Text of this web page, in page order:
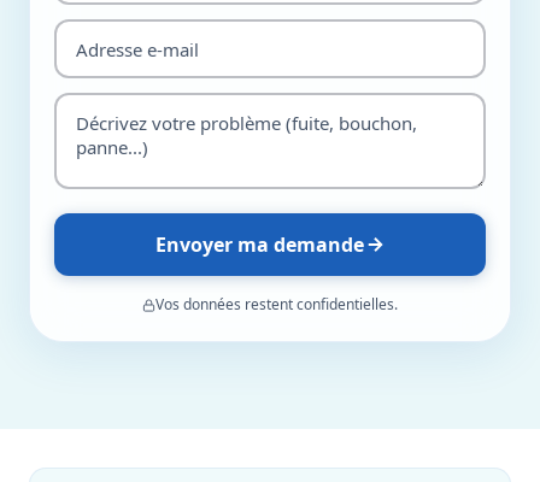
Envoyer ma demande
Vos données restent confidentielles.